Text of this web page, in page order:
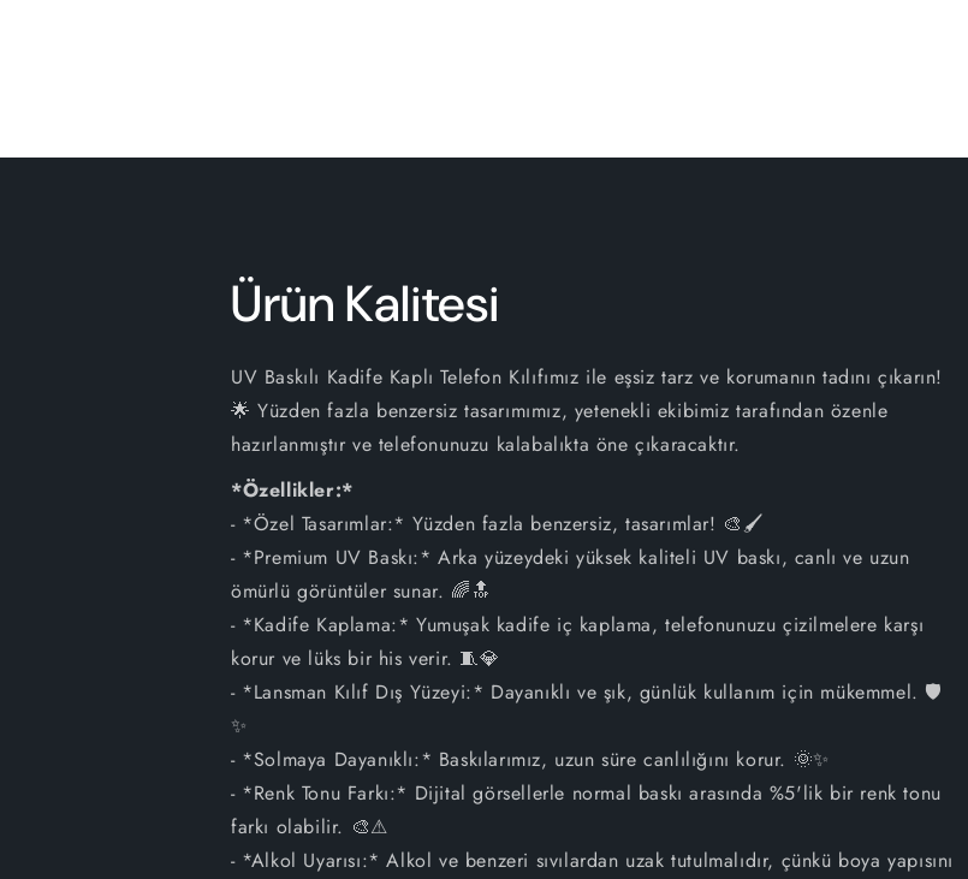
iPhone 16
iPhone 15
iPhone 14
iPhone 13 Pro Max
iPhone 13 Pro
Ürün Kalitesi
UV Baskılı Kadife Kaplı Telefon Kılıfımız ile eşsiz tarz ve korumanın tadını çıkarın!
🌟 Yüzden fazla benzersiz tasarımımız, yetenekli ekibimiz tarafından özenle
hazırlanmıştır ve telefonunuzu kalabalıkta öne çıkaracaktır.
*Özellikler:*
- *Özel Tasarımlar:* Yüzden fazla benzersiz, tasarımlar! 🎨🖌
- *Premium UV Baskı:* Arka yüzeydeki yüksek kaliteli UV baskı, canlı ve uzun
ömürlü görüntüler sunar. 🌈🔝
- *Kadife Kaplama:* Yumuşak kadife iç kaplama, telefonunuzu çizilmelere karşı
korur ve lüks bir his verir. 🧵💎
- *Lansman Kılıf Dış Yüzeyi:* Dayanıklı ve şık, günlük kullanım için mükemmel. 🛡
✨
- *Solmaya Dayanıklı:* Baskılarımız, uzun süre canlılığını korur. 🌞✨
- *Renk Tonu Farkı:* Dijital görsellerle normal baskı arasında %5'lik bir renk tonu
farkı olabilir. 🎨⚠
- *Alkol Uyarısı:* Alkol ve benzeri sıvılardan uzak tutulmalıdır, çünkü boya yapısını